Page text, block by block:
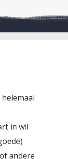
in wil
andere